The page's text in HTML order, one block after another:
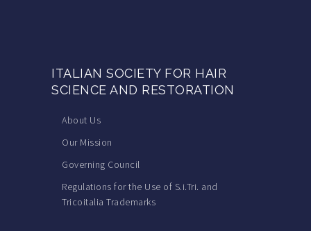
ITALIAN SOCIETY FOR HAIR
SCIENCE AND RESTORATION
About Us
Our Mission
Governing Council
Regulations for the Use of S.i.Tri. and
Tricoitalia Trademarks